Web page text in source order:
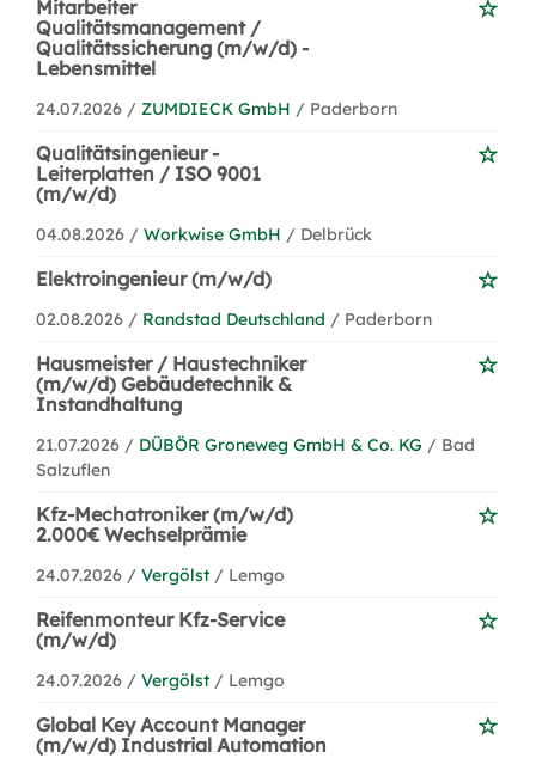
Mitarbeiter
Qualitätsmanagement /
Qualitätssicherung (m/w/d) -
Lebensmittel
24.07.2026 / ZUMDIECK GmbH / Paderborn
Qualitätsingenieur -
Leiterplatten / ISO 9001
(m/w/d)
04.08.2026 / Workwise GmbH / Delbrück
Elektroingenieur (m/w/d)
02.08.2026 / Randstad Deutschland / Paderborn
Hausmeister / Haustechniker
(m/w/d) Gebäudetechnik &
Instandhaltung
21.07.2026 / DÜBÖR Groneweg GmbH & Co. KG / Bad
Salzuflen
Kfz-Mechatroniker (m/w/d)
2.000€ Wechselprämie
24.07.2026 / Vergölst / Lemgo
Reifenmonteur Kfz-Service
(m/w/d)
24.07.2026 / Vergölst / Lemgo
Global Key Account Manager
(m/w/d) Industrial Automation